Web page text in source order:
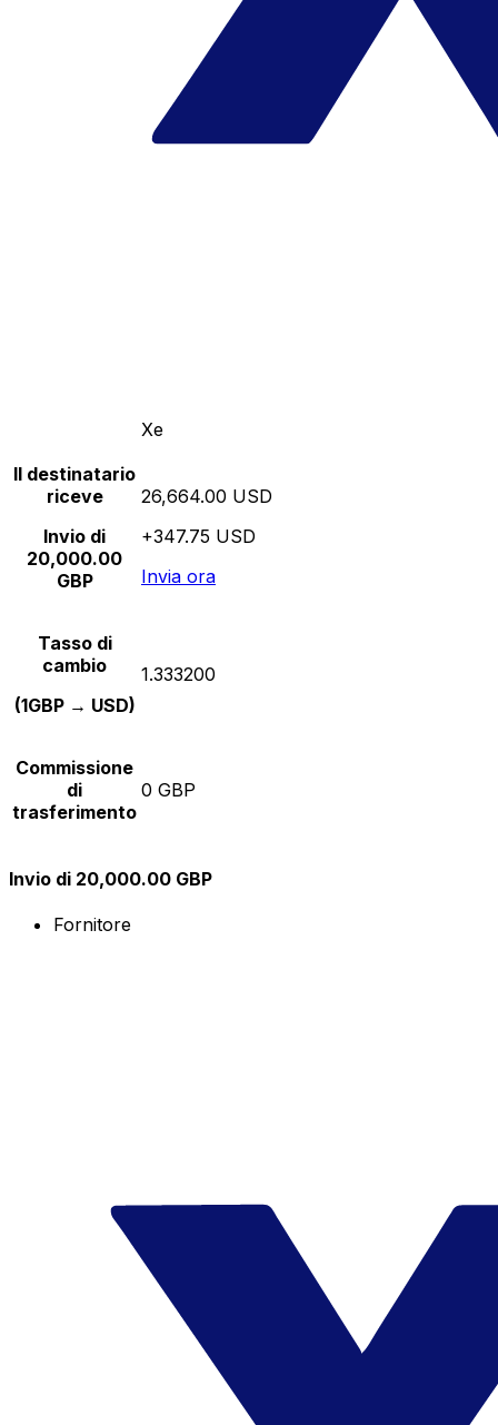
Xe
Il destinatario
riceve
Invio di
20,000.00
GBP
26,664.00 USD
+347.75 USD
Invia ora
Tasso di
cambio
(1GBP → USD)
1.333200
Commissione
di
trasferimento
0 GBP
Invio di 20,000.00 GBP
Fornitore